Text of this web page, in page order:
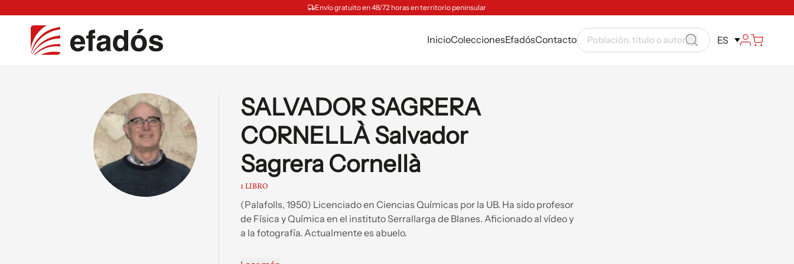
Envío gratuito en 48/72 horas en territorio peninsular
InicioColeccionesEfadósContacto ES
SALVADOR SAGRERA
CORNELLÀ Salvador
Sagrera Cornellà
1 LIBRO
(Palafolls, 1950) Licenciado en Ciencias Químicas por la UB. Ha sido profesor
de Física y Química en el instituto Serrallarga de Blanes. Aficionado al vídeo y
a la fotografía. Actualmente es abuelo.